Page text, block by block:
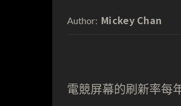
Author: Mickey Chan
電競屏幕的刷新率每